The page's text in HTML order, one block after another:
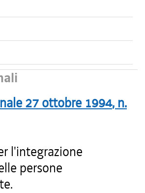
27 ottobre 1994, n.
l'integrazione
persone